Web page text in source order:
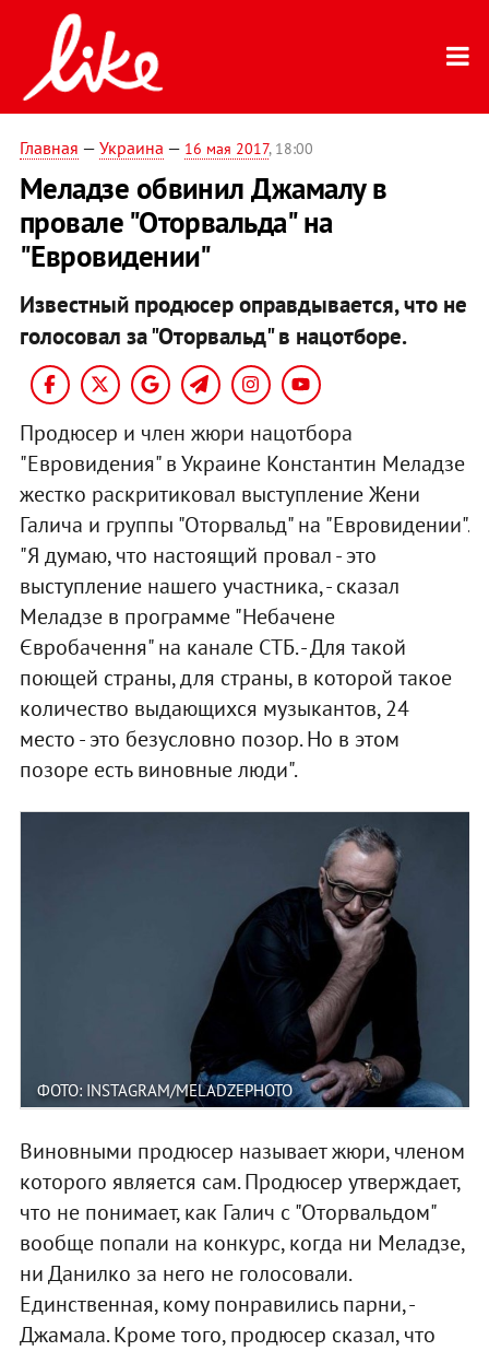
Главная — Украина — 16 мая 2017, 18:00
Меладзе обвинил Джамалу в
провале "Оторвальда" на
"Евровидении"
Известный продюсер оправдывается, что не
голосовал за "Оторвальд" в нацотборе.
Продюсер и член жюри нацотбора
"Евровидения" в Украине Константин Меладзе
жестко раскритиковал выступление Жени
Галича и группы "Оторвальд" на "Евровидении".
"Я думаю, что настоящий провал - это
выступление нашего участника, - сказал
Меладзе в программе "Небачене
Євробачення" на канале СТБ. - Для такой
поющей страны, для страны, в которой такое
количество выдающихся музыкантов, 24
место - это безусловно позор. Но в этом
позоре есть виновные люди".
ФОТО: INSTAGRAM/MELADZEPHOTO
Виновными продюсер называет жюри, членом
которого является сам. Продюсер утверждает,
что не понимает, как Галич с "Оторвальдом"
вообще попали на конкурс, когда ни Меладзе,
ни Данилко за него не голосовали.
Единственная, кому понравились парни, -
Джамала. Кроме того, продюсер сказал, что